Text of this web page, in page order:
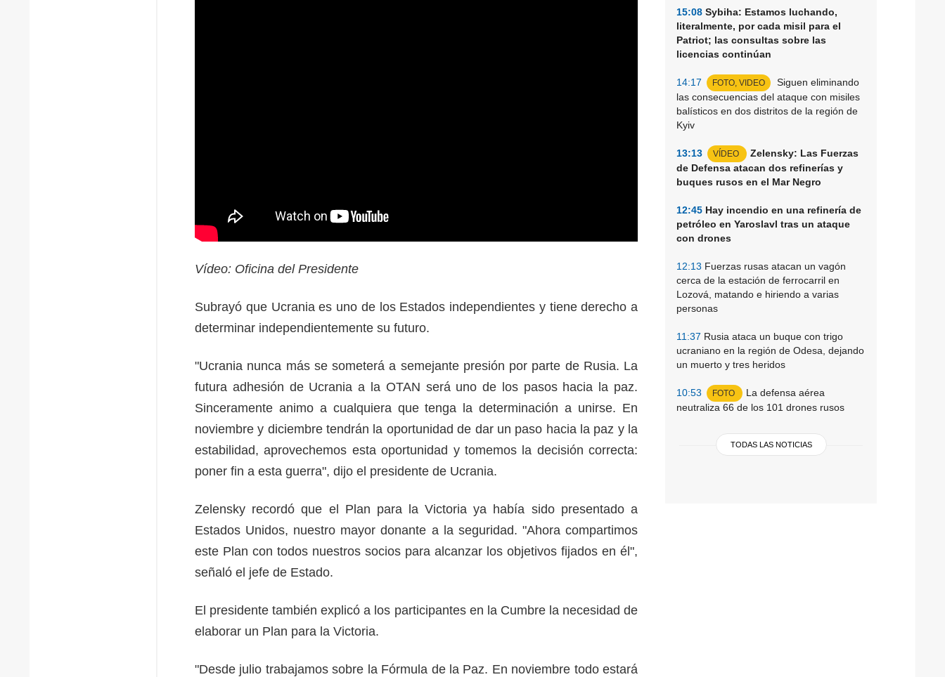
15:08 Sybiha: Estamos luchando,
literalmente, por cada misil para el
Patriot; las consultas sobre las
licencias continúan
14:17 FOTO, VIDEO
Siguen eliminando
las consecuencias del ataque con misiles
balísticos en dos distritos de la región de
Kyiv
13:13 VÍDEO
Zelensky: Las Fuerzas
de Defensa atacan dos refinerías y
buques rusos en el Mar Negro
12:45 Hay incendio en una refinería de
petróleo en Yaroslavl tras un ataque
con drones
12:13 Fuerzas rusas atacan un vagón
cerca de la estación de ferrocarril en
Lozová, matando e hiriendo a varias
personas
11:37 Rusia ataca un buque con trigo
ucraniano en la región de Odesa, dejando
un muerto y tres heridos
10:53 FOTO
La defensa aérea
neutraliza 66 de los 101 drones rusos
TODAS LAS NOTICIAS
Vídeo: Oficina del Presidente
Subrayó que Ucrania es uno de los Estados independientes y tiene derecho a
determinar independientemente su futuro.
"Ucrania nunca más se someterá a semejante presión por parte de Rusia. La
futura adhesión de Ucrania a la OTAN será uno de los pasos hacia la paz.
Sinceramente animo a cualquiera que tenga la determinación a unirse. En
noviembre y diciembre tendrán la oportunidad de dar un paso hacia la paz y la
estabilidad, aprovechemos esta oportunidad y tomemos la decisión correcta:
poner fin a esta guerra", dijo el presidente de Ucrania.
Zelensky recordó que el Plan para la Victoria ya había sido presentado a
Estados Unidos, nuestro mayor donante a la seguridad. "Ahora compartimos
este Plan con todos nuestros socios para alcanzar los objetivos fijados en él",
señaló el jefe de Estado.
El presidente también explicó a los participantes en la Cumbre la necesidad de
elaborar un Plan para la Victoria.
"Desde julio trabajamos sobre la Fórmula de la Paz. En noviembre todo estará